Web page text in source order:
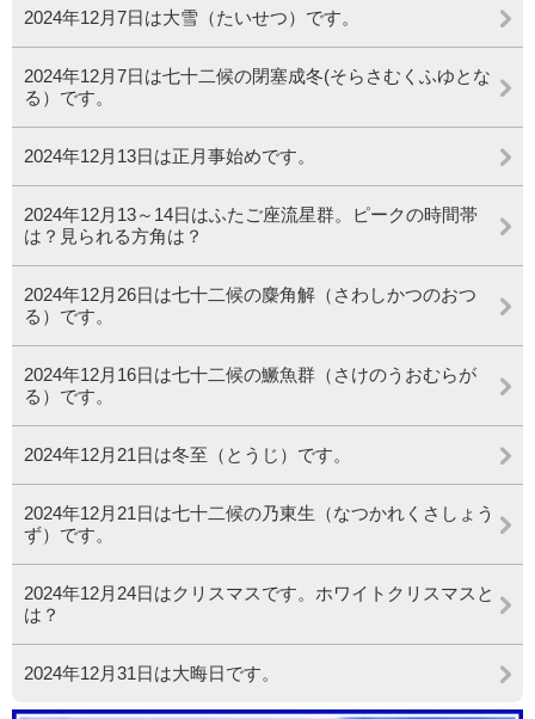
2024年12月7日は大雪（たいせつ）です。
2024年12月7日は七十二候の閉塞成冬(そらさむくふゆとな
る）です。
2024年12月13日は正月事始めです。
2024年12月13～14日はふたご座流星群。ピークの時間帯
は？見られる方角は？
2024年12月26日は七十二候の麋角解（さわしかつのおつ
る）です。
2024年12月16日は七十二候の鱖魚群（さけのうおむらが
る）です。
2024年12月21日は冬至（とうじ）です。
2024年12月21日は七十二候の乃東生（なつかれくさしょう
ず）です。
2024年12月24日はクリスマスです。ホワイトクリスマスと
は？
2024年12月31日は大晦日です。